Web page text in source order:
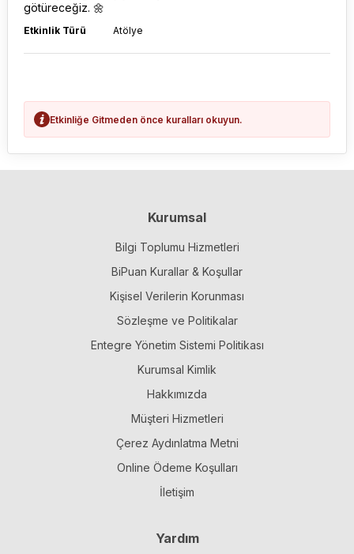
götüreceğiz. 🌼
Etkinlik Türü Atölye
Etkinliğe Gitmeden önce kuralları okuyun.
Kurumsal
Bilgi Toplumu Hizmetleri
BiPuan Kurallar & Koşullar
Kişisel Verilerin Korunması
Sözleşme ve Politikalar
Entegre Yönetim Sistemi Politikası
Kurumsal Kimlik
Hakkımızda
Müşteri Hizmetleri
Çerez Aydınlatma Metni
Online Ödeme Koşulları
İletişim
Yardım